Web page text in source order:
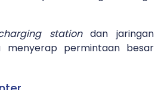
stationdan jaringan
menyerap permintaan besar